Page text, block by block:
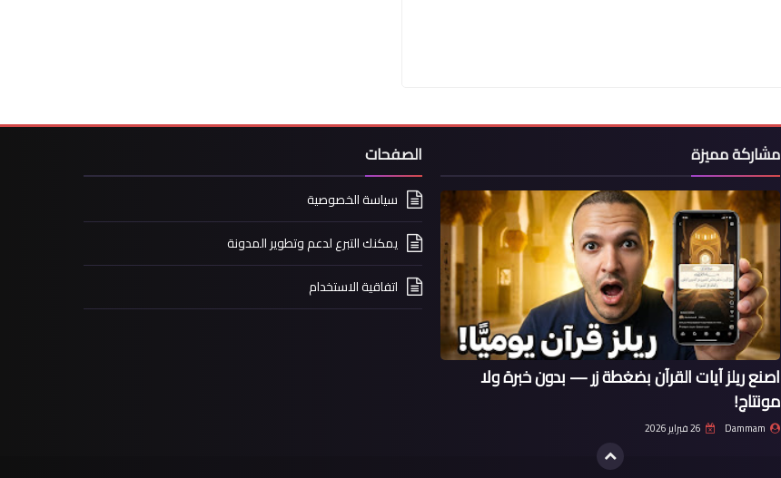
مشاركة مميزة
اصنع ريلز آيات القرآن بضغطة زر — بدون خبرة ولا
مونتاج!
Dammam 26 فبراير 2026
الصفحات
سياسة الخصوصية
يمكنك التبرع لدعم وتطوير المدونة
اتفاقية الاستخدام